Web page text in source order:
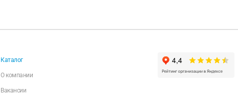
Каталог
О компании
Вакансии